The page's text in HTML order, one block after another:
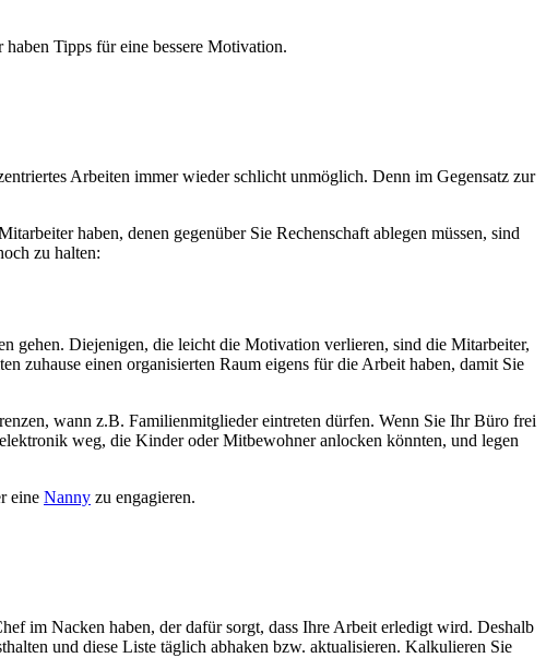
Tipps für eine bessere Motivation.
Arbeiten immer wieder schlicht unmöglich. Denn im Gegensatz zur
haben, denen gegenüber Sie Rechenschaft ablegen müssen, sind
zu halten:
gehen. Diejenigen, die leicht die Motivation verlieren, sind die Mitarbeiter,
zuhause einen organisierten Raum eigens für die Arbeit haben, damit Sie
wann z.B. Familienmitglieder eintreten dürfen. Wenn Sie Ihr Büro frei
weg, die Kinder oder Mitbewohner anlocken könnten, und legen
eine Nanny zu engagieren.
im Nacken haben, der dafür sorgt, dass Ihre Arbeit erledigt wird. Deshalb
und diese Liste täglich abhaken bzw. aktualisieren. Kalkulieren Sie